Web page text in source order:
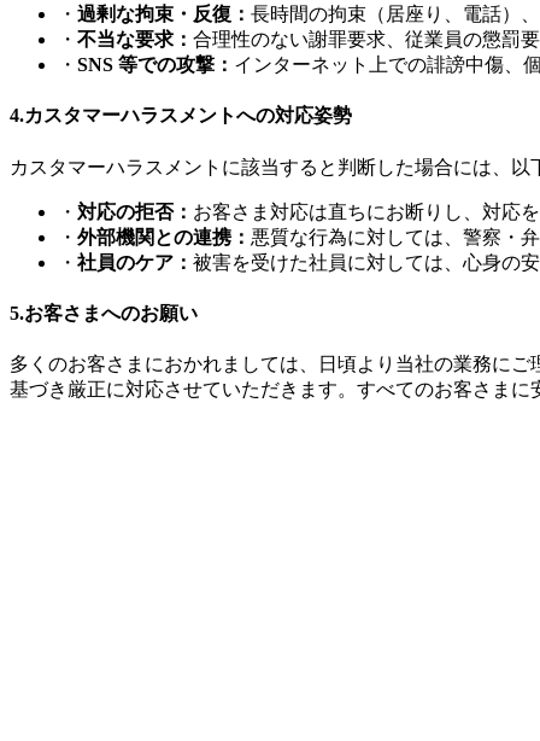
・ 過剰な拘束・反復： ⾧時間の拘束（居座り、電話）
・ 不当な要求： 合理性のない謝罪要求、従業員の懲罰
・ SNS 等での攻撃： インターネット上での誹謗中傷、
4.カスタマーハラスメントへの対応姿勢
カスタマーハラスメントに該当すると判断した場合には、
・ 対応の拒否： お客さま対応は直ちにお断りし、対応
・ 外部機関との連携： 悪質な行為に対しては、警察・
・ 社員のケア： 被害を受けた社員に対しては、心身の
5.お客さまへのお願い
多くのお客さまにおかれましては、日頃より当社の業務に
基づき厳正に対応させていただきます。すべてのお客さま